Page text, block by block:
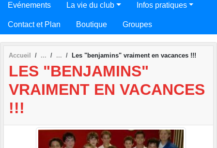
Evénements La vie du club Infos pratiques
Contact et Plan Boutique Groupes
Accueil Les "benjamins" vraiment en vacances !!!
LES "BENJAMINS"
VRAIMENT EN VACANCES
!!!